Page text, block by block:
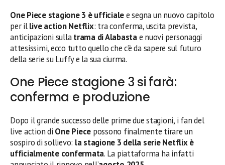
One Piece stagione 3 è ufficialee segna un nuovo capitolo
per illive action Netflix: tra conferma, uscita prevista,
anticipazioni sullatrama di Alabastae nuovi personaggi
attesissimi, ecco tutto quello che c’è da sapere sul futuro
della serie su Luffy e la sua ciurma.
One Piece stagione 3 si farà:
conferma e produzione
Dopo il grande successo delle prime due stagioni, i fan del
live action di One Piece possono finalmente tirare un
sospiro di sollievo: la stagione 3 della serie Netflix è
ufficialmente confermata. La piattaforma ha infatti